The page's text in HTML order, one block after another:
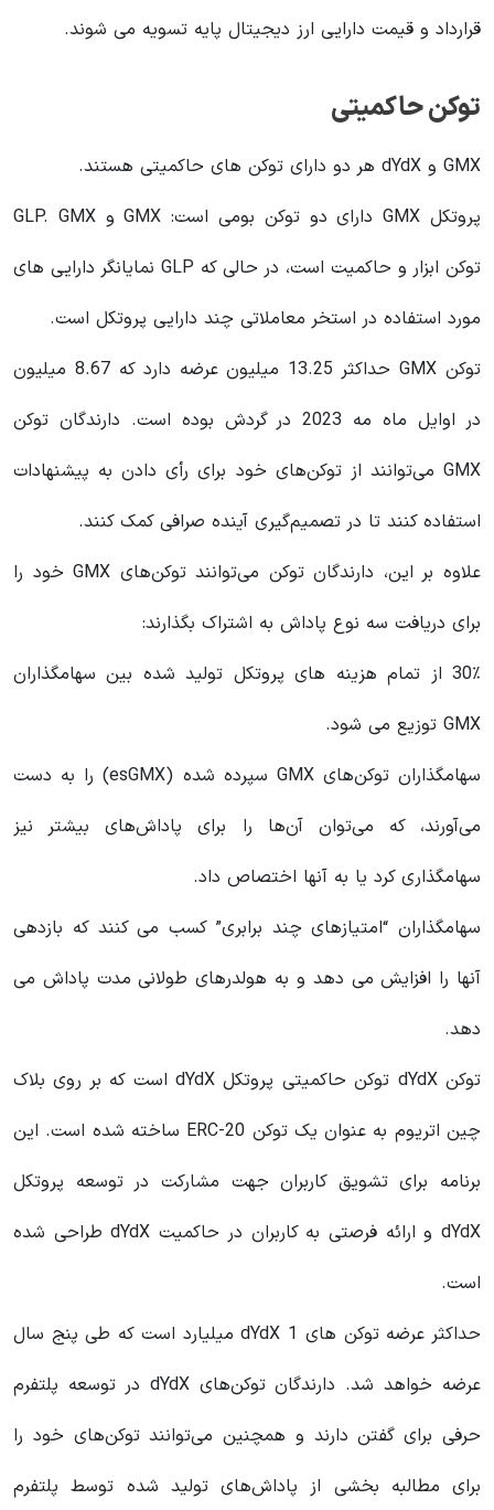
قرارداد و قیمت دارایی ارز دیجیتال پایه تسویه می شوند.
توکن حاکمیتی
GMX و dYdX هر دو دارای توکن های حاکمیتی هستند.
پروتکل GMX دارای دو توکن بومی است: GMX و GLP. GMX
توکن ابزار و حاکمیت است، در حالی که GLP نمایانگر دارایی های
مورد استفاده در استخر معاملاتی چند دارایی پروتکل است.
توکن GMX حداکثر 13.25 میلیون عرضه دارد که 8.67 میلیون
در اوایل ماه مه 2023 در گردش بوده است. دارندگان توکن
GMX می‌توانند از توکن‌های خود برای رأی دادن به پیشنهادات
استفاده کنند تا در تصمیم‌گیری آینده صرافی کمک کنند.
علاوه بر این، دارندگان توکن می‌توانند توکن‌های GMX خود را
برای دریافت سه نوع پاداش به اشتراک بگذارند:
30٪ از تمام هزینه های پروتکل تولید شده بین سهامگذاران
GMX توزیع می شود.
سهامگذاران توکن‌های GMX سپرده شده (esGMX) را به دست
می‌آورند، که می‌توان آن‌ها را برای پاداش‌های بیشتر نیز
سهامگذاری کرد یا به آنها اختصاص داد.
سهامگذاران “امتیازهای چند برابری” کسب می کنند که بازدهی
آنها را افزایش می دهد و به هولدرهای طولانی مدت پاداش می
دهد.
توکن dYdX توکن حاکمیتی پروتکل dYdX است که بر روی بلاک
چین اتریوم به عنوان یک توکن ERC-20 ساخته شده است. این
برنامه برای تشویق کاربران جهت مشارکت در توسعه پروتکل
dYdX و ارائه فرصتی به کاربران در حاکمیت dYdX طراحی شده
است.
حداکثر عرضه توکن های dYdX 1 میلیارد است که طی پنج سال
عرضه خواهد شد. دارندگان توکن‌های dYdX در توسعه پلتفرم
حرفی برای گفتن دارند و همچنین می‌توانند توکن‌های خود را
برای مطالبه بخشی از پاداش‌های تولید شده توسط پلتفرم